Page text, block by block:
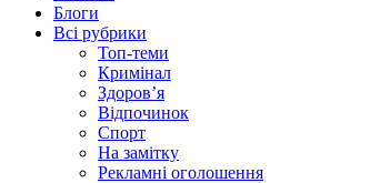
Блоги
Всі рубрики
Топ-теми
Кримінал
Здоров’я
Відпочинок
Спорт
На замітку
Рекламні оголошення